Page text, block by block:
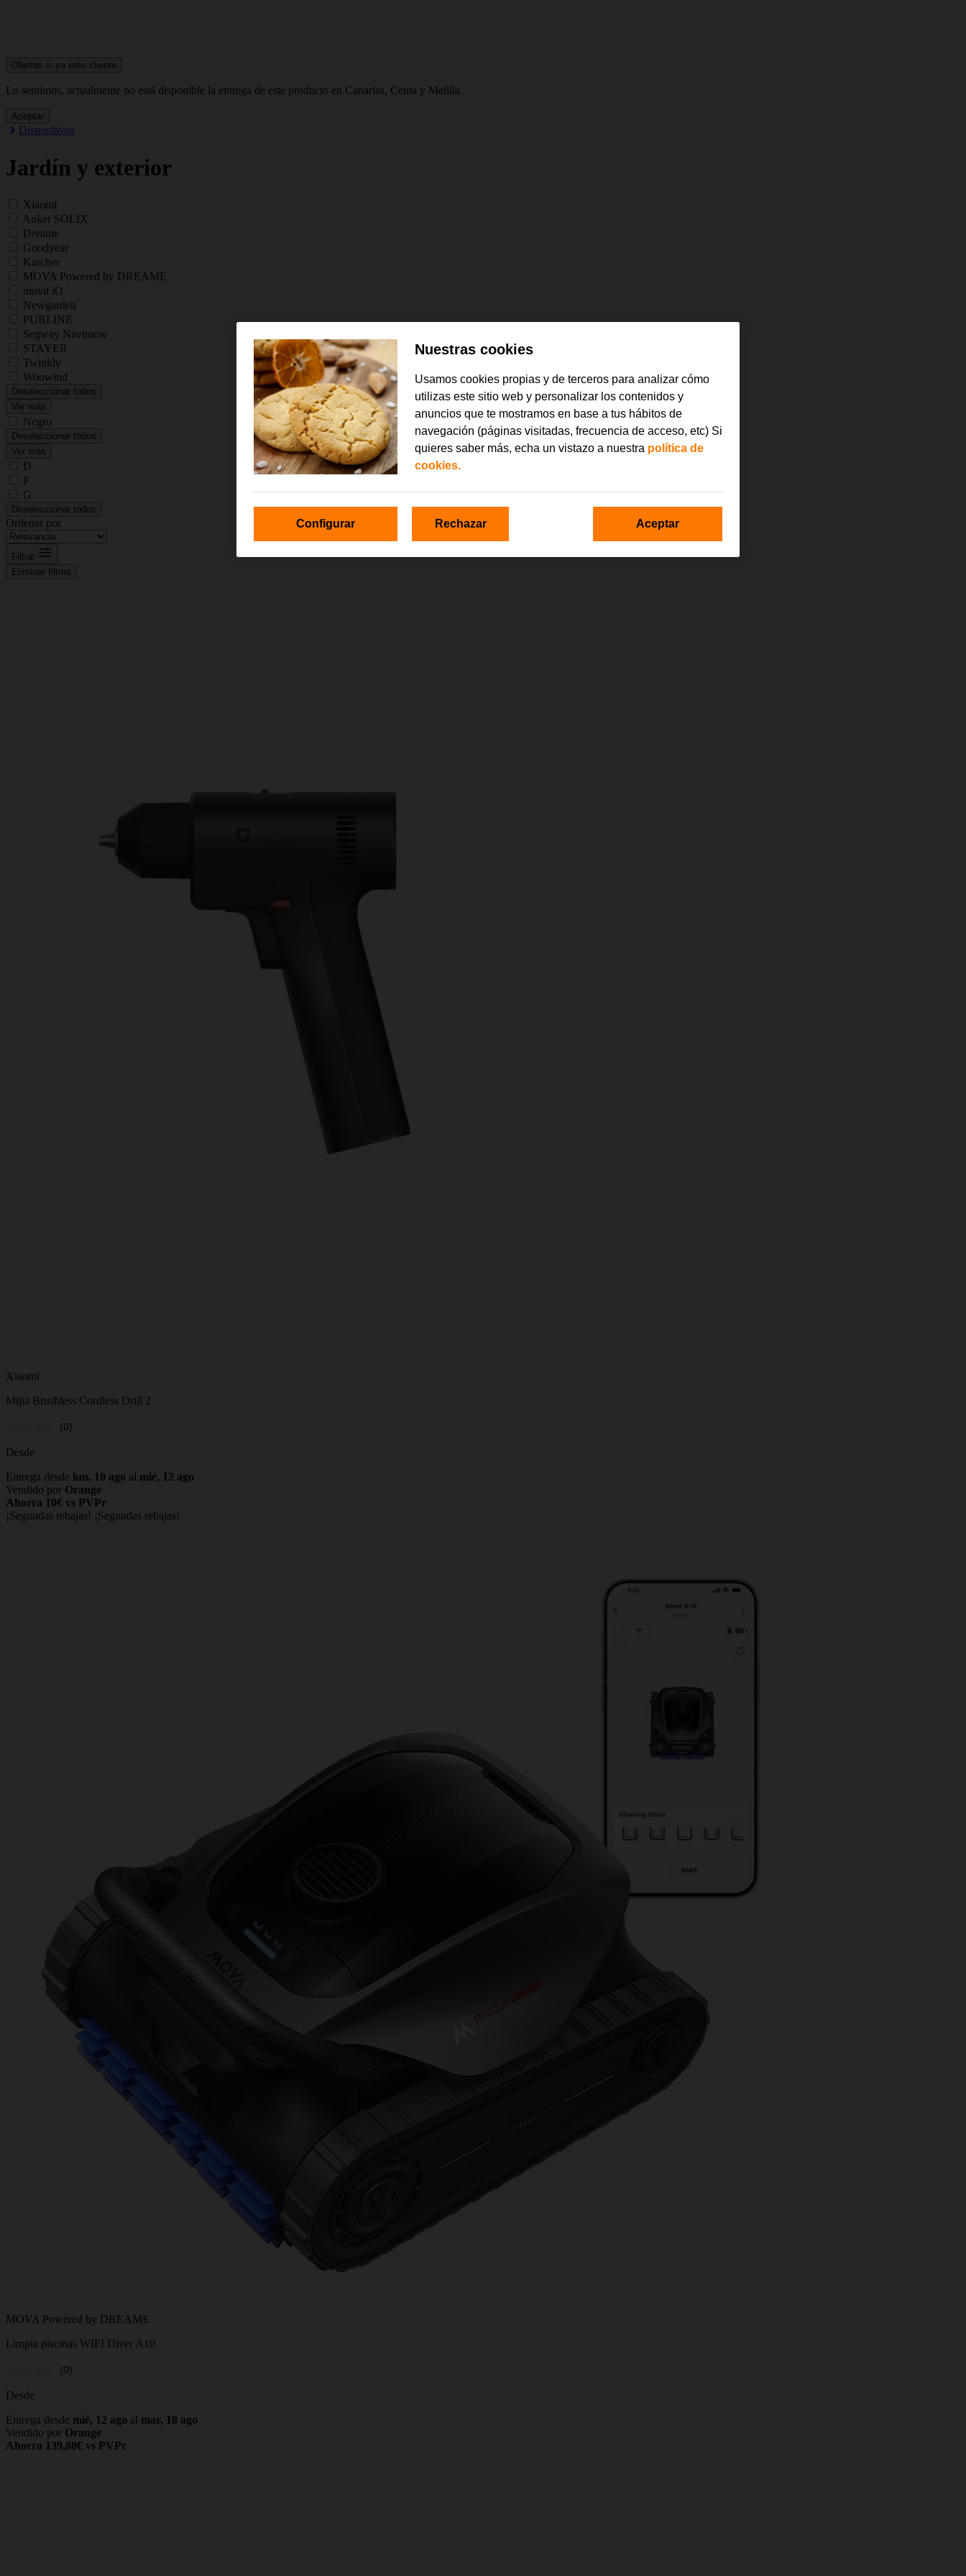
Ofertas si ya eres cliente
Lo sentimos, actualmente no está disponible la entrega de este producto en Canarias, Ceuta y Melilla.
Aceptar
Dispositivos
Jardín y exterior
Xiaomi
Anker SOLIX
Dreame
Goodyear
Karcher
MOVA Powered by DREAME
muvit iO
Newgarden
PURLINE
Segway Navimow
STAYER
Twinkly
Woowind
Deseleccionar todos
Ver más
Negro
Deseleccionar todos
Ver más
D
F
G
Deseleccionar todos
Ordenar por
Filtrar
Eliminar filtros
Xiaomi
Mijia Brushless Cordless Drill 2
(0)
Desde
Entrega desde lun, 10 ago al mié, 12 ago
Vendido por Orange
Ahorra 10€ vs PVPr
¡Segundas rebajas! ¡Segundas rebajas!
MOVA Powered by DREAME
Limpia piscinas WIFI Diver A10
(0)
Desde
Entrega desde mié, 12 ago al mar, 18 ago
Vendido por Orange
Ahorra 139,80€ vs PVPr
Nuestras cookies
Usamos cookies propias y de terceros para analizar cómo
utilizas este sitio web y personalizar los contenidos y
anuncios que te mostramos en base a tus hábitos de
navegación (páginas visitadas, frecuencia de acceso, etc) Si
quieres saber más, echa un vistazo a nuestra política de
cookies.
Configurar Rechazar Aceptar